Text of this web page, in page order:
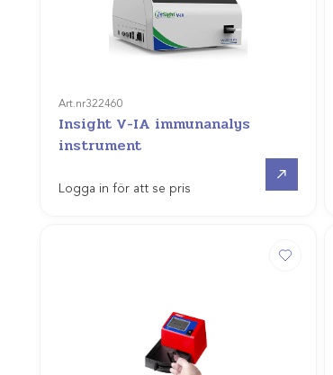
Art.nr322460
Insight V-IA immunanalys
instrument
Logga in för att se pris